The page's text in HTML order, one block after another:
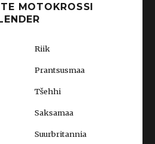
MOTOKROSSI
Riik
Prantsusmaa
Tšehhi
Saksamaa
Suurbritannia